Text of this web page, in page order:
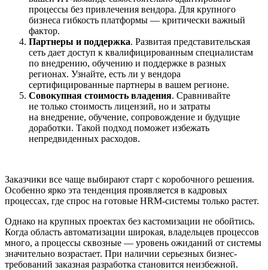
процессы без привлечения вендора. Для крупного
бизнеса гибкость платформы — критически важный
фактор.
Партнеры и поддержка. Развитая представительская
сеть дает доступ к квалифицированным специалистам
по внедрению, обучению и поддержке в разных
регионах. Узнайте, есть ли у вендора
сертифицированные партнеры в вашем регионе.
Совокупная стоимость владения. Сравнивайте
не только стоимость лицензий, но и затраты
на внедрение, обучение, сопровождение и будущие
доработки. Такой подход поможет избежать
непредвиденных расходов.
Заказчики все чаще выбирают старт с коробочного решения.
Особенно ярко эта тенденция проявляется в кадровых
процессах, где спрос на готовые HRM-системы только растет.
Однако на крупных проектах без кастомизации не обойтись.
Когда область автоматизации широкая, владельцев процессов
много, а процессы сквозные — уровень ожиданий от системы
значительно возрастает. При наличии серьезных бизнес-
требований заказная разработка становится неизбежной.